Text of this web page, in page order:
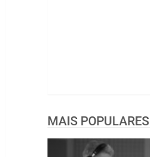
MAIS POPULARES